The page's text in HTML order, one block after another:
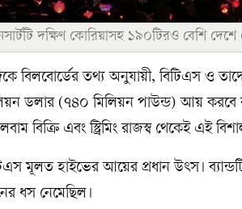
দক্ষিণ কোরিয়াসহ ১৯০টিরও বেশি দেশে
বিলবোর্ডের তথ্য অনুযায়ী, বিটিএস ও
ডলার (৭৪০ মিলিয়ন পাউন্ড) আয় করবে
বিক্রি এবং স্ট্রিমিং রাজস্ব থেকেই এই
মূলত হাইভের আয়ের প্রধান উৎস।
ধস নেমেছিল।